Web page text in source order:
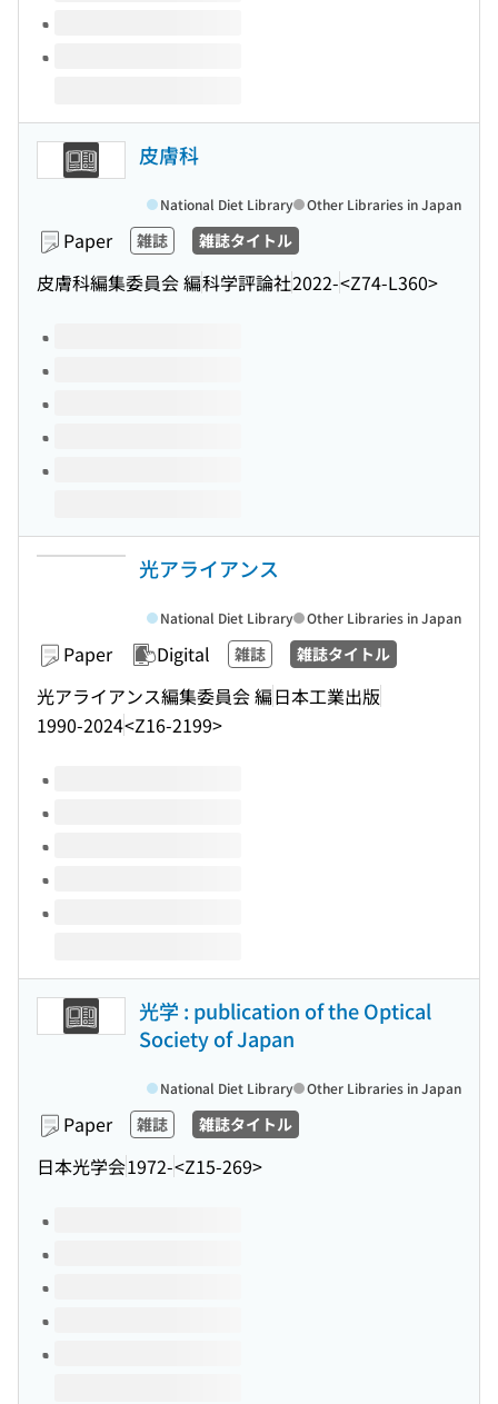
皮膚科
Paper 雑誌 雑誌タイトル
皮膚科編集委員会 編科学評論社2022-<Z74-L360>
National Diet Library Other Libraries in Japan
Volumes of this title
光アライアンス
Paper Digital 雑誌 雑誌タイトル
光アライアンス編集委員会 編日本工業出版
1990-2024<Z16-2199>
National Diet Library Other Libraries in Japan
Volumes of this title
光学 : publication of the Optical
Society of Japan
Paper 雑誌 雑誌タイトル
日本光学会1972-<Z15-269>
National Diet Library Other Libraries in Japan
Volumes of this title